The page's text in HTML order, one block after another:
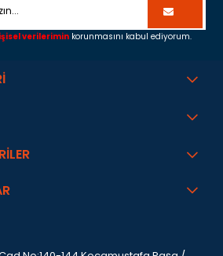
verilerimin korunmasını kabul ediyorum.